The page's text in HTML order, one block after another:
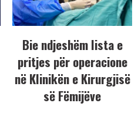
Bie ndjeshëm lista e
pritjes për operacione
në Klinikën e Kirurgjisë
së Fëmijëve